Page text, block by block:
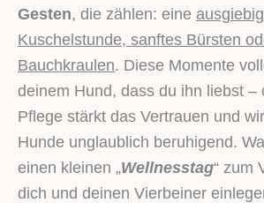
Gesten, die zählen: eine
Kuschelstunde, sanftes Bürsten
Bauchkraulen. Diese Momente
deinem Hund, dass du ihn liebst –
Pflege stärkt das Vertrauen und
Hunde unglaublich beruhigend.
einen kleinen „Wellnesstag“ zum
dich und deinen Vierbeiner